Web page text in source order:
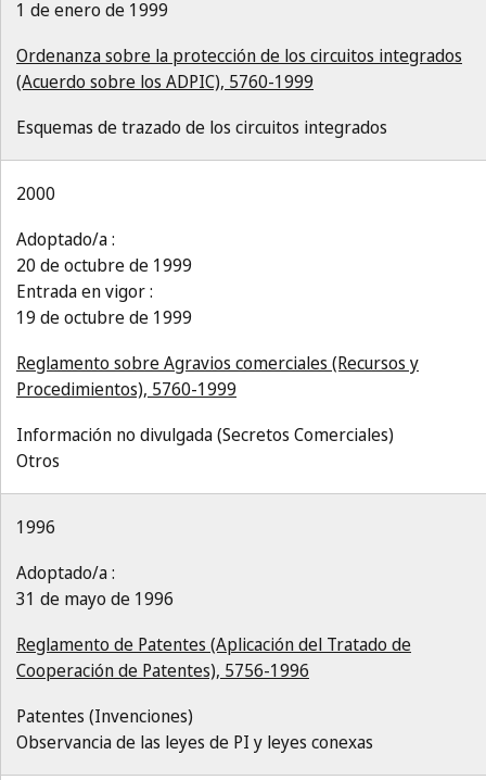
1 de enero de 1999
Ordenanza sobre la protección de los circuitos integrados
(Acuerdo sobre los ADPIC), 5760-1999
Esquemas de trazado de los circuitos integrados
2000
Adoptado/a :
20 de octubre de 1999
Entrada en vigor :
19 de octubre de 1999
Reglamento sobre Agravios comerciales (Recursos y
Procedimientos), 5760-1999
Información no divulgada (Secretos Comerciales)
Otros
1996
Adoptado/a :
31 de mayo de 1996
Reglamento de Patentes (Aplicación del Tratado de
Cooperación de Patentes), 5756-1996
Patentes (Invenciones)
Observancia de las leyes de PI y leyes conexas